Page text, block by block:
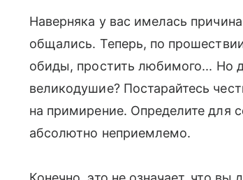
Наверняка у вас имелась
общались. Теперь, по
обиды, простить любимого... Но
великодушие? Постарайтесь
на примирение. Определите для
абсолютно неприемлемо.